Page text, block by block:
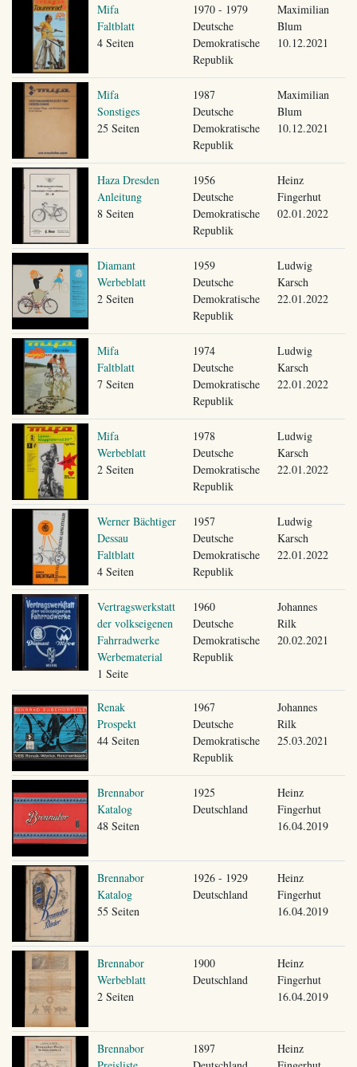
Mifa
Faltblatt
4 Seiten
1970 - 1979
Deutsche
Demokratische
Republik
Maximilian
Blum
10.12.2021
Mifa
Sonstiges
25 Seiten
1987
Deutsche
Demokratische
Republik
Maximilian
Blum
10.12.2021
Haza Dresden
Anleitung
8 Seiten
1956
Deutsche
Demokratische
Republik
Heinz
Fingerhut
02.01.2022
Diamant
Werbeblatt
2 Seiten
1959
Deutsche
Demokratische
Republik
Ludwig
Karsch
22.01.2022
Mifa
Faltblatt
7 Seiten
1974
Deutsche
Demokratische
Republik
Ludwig
Karsch
22.01.2022
Mifa
Werbeblatt
2 Seiten
1978
Deutsche
Demokratische
Republik
Ludwig
Karsch
22.01.2022
Werner Bächtiger
Dessau
Faltblatt
4 Seiten
1957
Deutsche
Demokratische
Republik
Ludwig
Karsch
22.01.2022
Vertragswerkstatt
der volkseigenen
Fahrradwerke
Werbematerial
1 Seite
1960
Deutsche
Demokratische
Republik
Johannes
Rilk
20.02.2021
Renak
Prospekt
44 Seiten
1967
Deutsche
Demokratische
Republik
Johannes
Rilk
25.03.2021
Brennabor
Katalog
48 Seiten
1925
Deutschland
Heinz
Fingerhut
16.04.2019
Brennabor
Katalog
55 Seiten
1926 - 1929
Deutschland
Heinz
Fingerhut
16.04.2019
Brennabor
Werbeblatt
2 Seiten
1900
Deutschland
Heinz
Fingerhut
16.04.2019
Brennabor
1897
Heinz